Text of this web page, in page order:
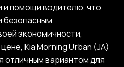
и помощи водителю, что
безопасным
экономичности,
Kia Morning Urban (JA)
отличным вариантом для